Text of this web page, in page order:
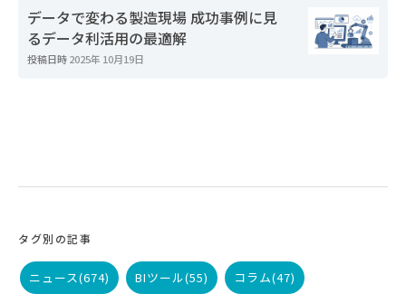
データで変わる製造現場 成功事例に見
るデータ利活用の最適解
投稿日時2025年 10月19日
タグ別の記事
ニュース(674) BIツール(55) コラム(47)